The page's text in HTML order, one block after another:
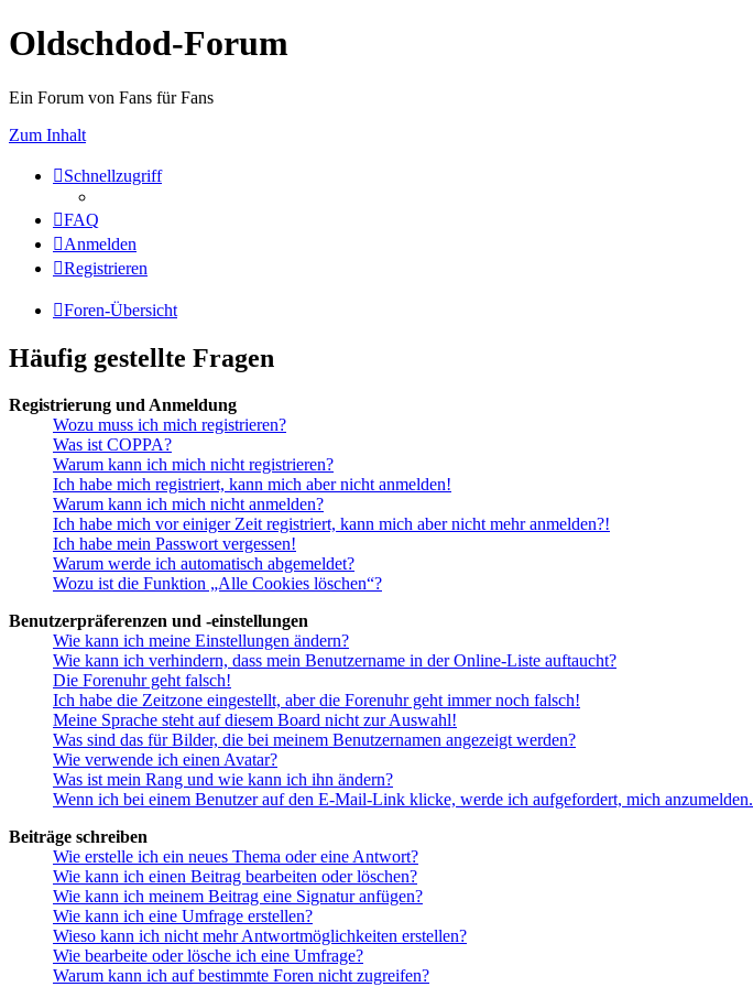
Oldschdod-Forum
Ein Forum von Fans für Fans
Zum Inhalt
Schnellzugriff
FAQ
Anmelden
Registrieren
Foren-Übersicht
Häufig gestellte Fragen
Registrierung und Anmeldung
Wozu muss ich mich registrieren?
Was ist COPPA?
Warum kann ich mich nicht registrieren?
Ich habe mich registriert, kann mich aber nicht anmelden!
Warum kann ich mich nicht anmelden?
Ich habe mich vor einiger Zeit registriert, kann mich aber nicht mehr anmelden?!
Ich habe mein Passwort vergessen!
Warum werde ich automatisch abgemeldet?
Wozu ist die Funktion „Alle Cookies löschen“?
Benutzerpräferenzen und -einstellungen
Wie kann ich meine Einstellungen ändern?
Wie kann ich verhindern, dass mein Benutzername in der Online-Liste auftaucht?
Die Forenuhr geht falsch!
Ich habe die Zeitzone eingestellt, aber die Forenuhr geht immer noch falsch!
Meine Sprache steht auf diesem Board nicht zur Auswahl!
Was sind das für Bilder, die bei meinem Benutzernamen angezeigt werden?
Wie verwende ich einen Avatar?
Was ist mein Rang und wie kann ich ihn ändern?
Wenn ich bei einem Benutzer auf den E-Mail-Link klicke, werde ich aufgefordert, mich anzumelden.
Beiträge schreiben
Wie erstelle ich ein neues Thema oder eine Antwort?
Wie kann ich einen Beitrag bearbeiten oder löschen?
Wie kann ich meinem Beitrag eine Signatur anfügen?
Wie kann ich eine Umfrage erstellen?
Wieso kann ich nicht mehr Antwortmöglichkeiten erstellen?
Wie bearbeite oder lösche ich eine Umfrage?
Warum kann ich auf bestimmte Foren nicht zugreifen?